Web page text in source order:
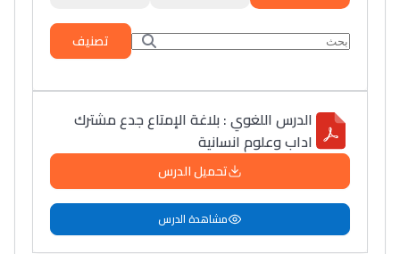
تصنيف
الدرس اللغوي : بلاغة الإمتاع جدع مشترك
اداب وعلوم انسانية
تحميل الدرس
مشاهدة الدرس